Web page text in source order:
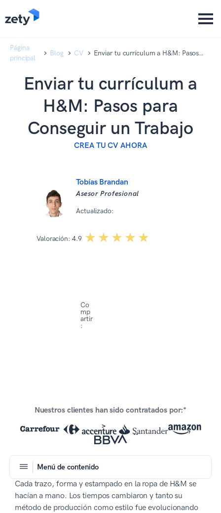
Página
principal
Blog CV
Enviar tu currículum a H&M: Pasos
Enviar tu currículum a
H&M: Pasos para
Conseguir un Trabajo
CREA TU CV AHORA
Tobías Brandan
Asesor Profesional
Actualizado:
Valoración: 4.9 ☆☆☆☆☆
★★★★★
Co
mp
artir
:
Nuestros clientes han sido contratados por:*
Menú de contenido
Cada trazo, forma y estampado en la ropa de H&M se
hacían a mano. Los tiempos cambiaron y tanto su
método de producción como estilo fue evolucionando